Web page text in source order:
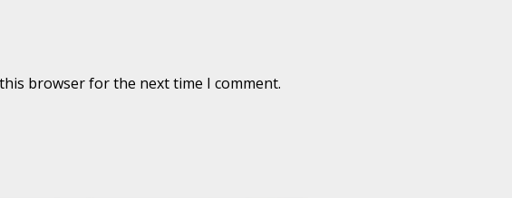
browser for the next time I comment.